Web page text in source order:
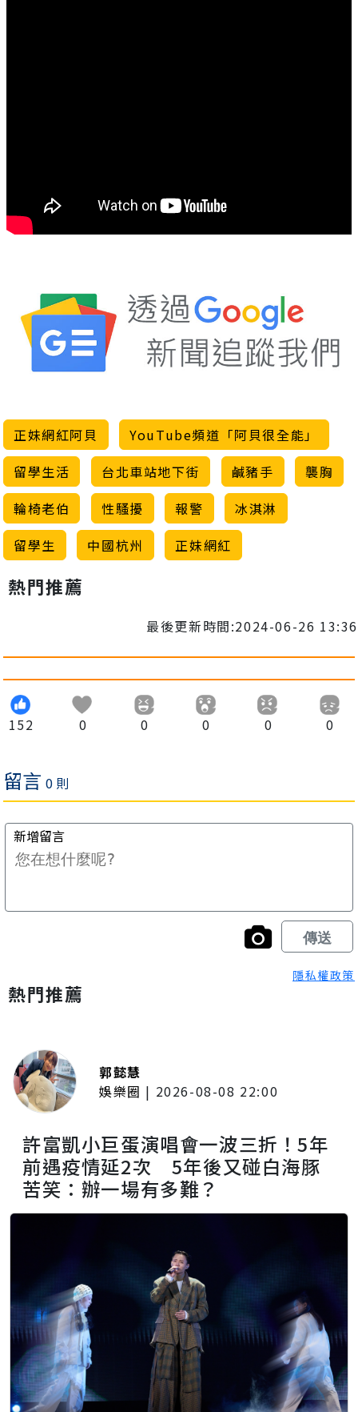
正妹網紅阿貝
YouTube頻道「阿貝很全能」
留學生活
台北車站地下街 鹹豬手
襲胸
輪椅老伯
性騷擾 報警
冰淇淋
留學生
中國杭州 正妹網紅
熱門推薦
最後更新時間:2024-06-26 13:36
152 0 0 0 0 0
隱私權政策
熱門推薦
郭懿慧
娛樂圈 | 2026-08-08 22:00
許富凱小巨蛋演唱會一波三折！5年
前遇疫情延2次 5年後又碰白海豚
苦笑：辦一場有多難？